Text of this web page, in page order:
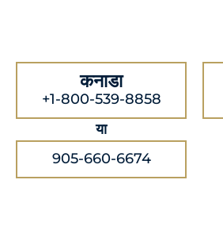
कनाडा
+1-800-539-8858
या
905-660-6674